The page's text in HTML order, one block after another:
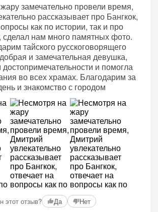
замечательно провели время,
рассказывает про Бангкок,
как по истории, так и про
нам много памятных фото.
тайского русскоговорящего
и замечательная девушка,
и помогла
во всех храмах. Благодарим за
и знакомство с городом
этот отзыв? Да Нет